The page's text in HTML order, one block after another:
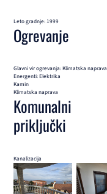
Leto gradnje: 1999
Ogrevanje
Glavni vir ogrevanja: Klimatska naprava
Energenti: Elektrika
Kamin
Klimatska naprava
Komunalni
priključki
Kanalizacija